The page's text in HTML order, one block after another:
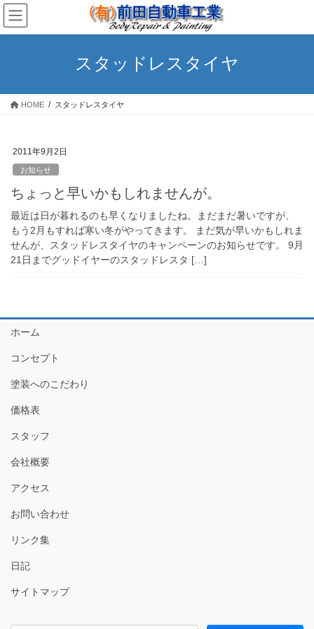
コ
ン
テ
ス
ナ
ビ
ゲ
ン
スタッドレスタイヤ
HOME スタッドレスタイヤ
2011年9月2日
お知らせ
ちょっと早いかもしれませんが。
最近は日が暮れるのも早くなりましたね。まだまだ暑いですが、
もう2月もすれば寒い冬がやってきます。 まだ気が早いかもしれま
せんが、スタッドレスタイヤのキャンペーンのお知らせです。 9月
21日までグッドイヤーのスタッドレスタ […]
ホーム
コンセプト
塗装へのこだわり
価格表
スタッフ
会社概要
アクセス
お問い合わせ
リンク集
日記
サイトマップ